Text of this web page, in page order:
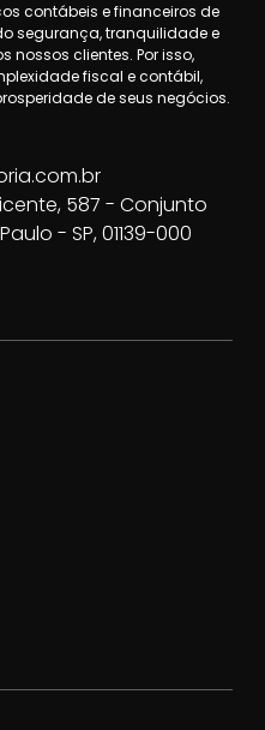
contábeis e financeiros de
segurança, tranquilidade e
nossos clientes. Por isso,
fiscal e contábil,
de seus negócios.
587 - Conjunto
- SP, 01139-000